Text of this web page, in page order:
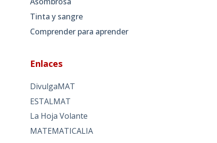
Tinta y sangre
Comprender para aprender
Enlaces
DivulgaMAT
ESTALMAT
La Hoja Volante
MATEMATICALIA